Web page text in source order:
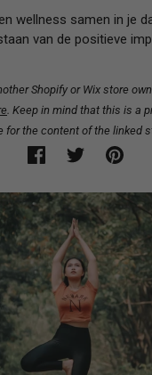
wellness samen in je
van de positieve
Shopify or Wix store
. Keep in mind that this is a
for the content of the linked